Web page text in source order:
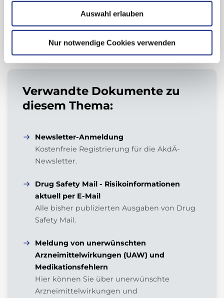
Auswahl erlauben
Nur notwendige Cookies verwenden
Verwandte Dokumente zu
diesem Thema:
Newsletter-Anmeldung
Kostenfreie Registrierung für die AkdÄ-
Newsletter.
Drug Safety Mail - Risikoinformationen
aktuell per E-Mail
Alle bisher publizierten Ausgaben von Drug
Safety Mail.
Meldung von unerwünschten
Arzneimittelwirkungen (UAW) und
Medikationsfehlern
Hier können Sie über unerwünschte
Arzneimittelwirkungen und